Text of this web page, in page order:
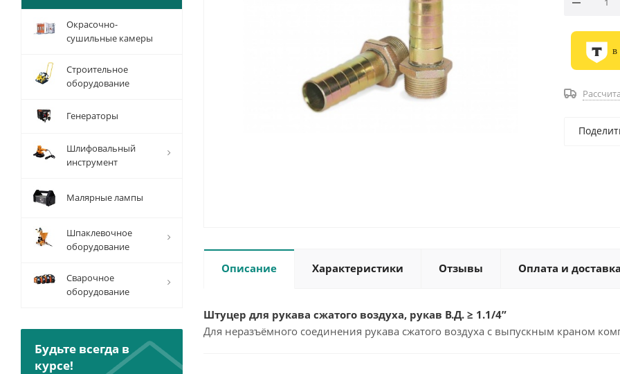
в
Описание Характеристики Отзывы Оплата и доставка
Штуцер для рукава сжатого воздуха, рукав В.Д. ≥ 1.1/4”
Для неразъёмного соединения рукава сжатого воздуха с выпускным краном
Окрасочно-
сушильные камеры
Строительное
оборудование
Генераторы
Шлифовальный
инструмент
Малярные лампы
Шпаклевочное
оборудование
Сварочное
оборудование
Будьте всегда в
курсе!